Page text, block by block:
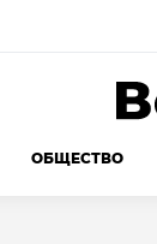
ОБЩЕСТВО